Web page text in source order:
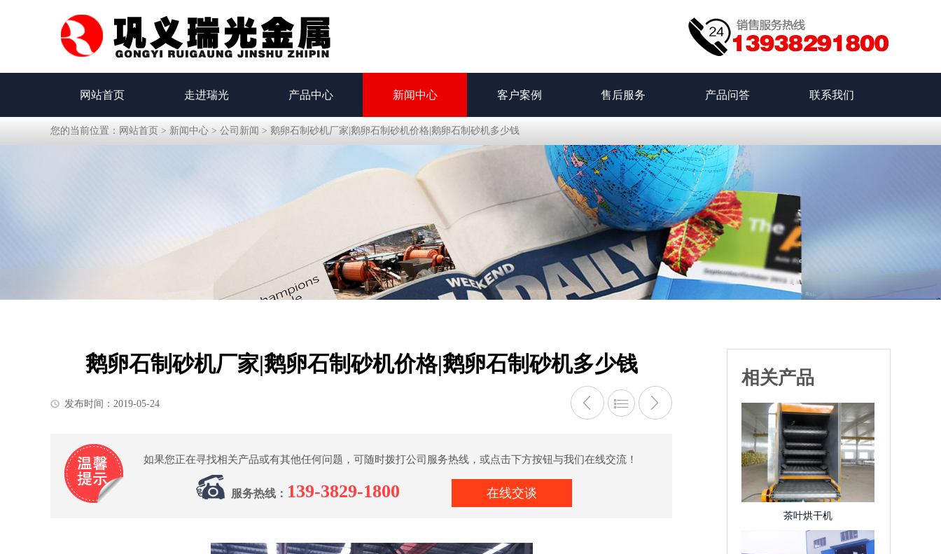
网站首页 走进瑞光 产品中心 新闻中心 客户案例 售后服务 产品问答 联系我们
您的当前位置： 网站首页 > 新闻中心 > 公司新闻 > 鹅卵石制砂机厂家|鹅卵石制砂机价格|鹅卵石制砂机多少钱
鹅卵石制砂机厂家|鹅卵石制砂机价格|鹅卵石制砂机多少钱
发布时间：2019-05-24
如果您正在寻找相关产品或有其他任何问题，可随时拨打公司服务热线，或点击下方按钮与我们在线交流！
服务热线： 139-3829-1800 在线交谈
相关产品
茶叶烘干机